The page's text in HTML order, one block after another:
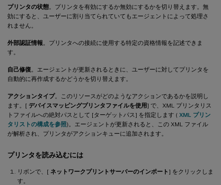
プリンタの状態。プリンタを有効にするか無効にするかを切り替えます。無
効にすると、ユーザーに割り当てられていてもエージェントによって処理さ
れません。
外部認証情報 。プリンタへの接続に使用する特定の資格情報を記述できま
す。
自己修復。エージェントが更新されるときに、ユーザーに対してプリンタを
自動的に再作成するかどうかを切り替えます。
アクションタイプ。このリソースがどのようなアクションであるかを説明し
ます。[ デバイスマッピングプリンタファイルを使用] で、XML プリンタリス
トファイルへの絶対パスとして [ターゲットパス] を指定します ( XML プリン
タリストの構成を参照)。エージェントが更新されると、この XML ファイル
が解析され、プリンタがアクションキューに追加されます。
プリンタを読み込むには
リボンで、[ ネットワークプリントサーバーのインポート ] をクリックしま
す。